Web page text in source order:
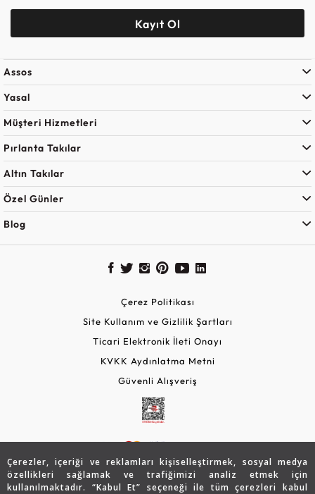
Çerezler, içeriği ve reklamları kişiselleştirmek, sosyal medya
özellikleri sağlamak ve trafiğimizi analiz etmek için
kullanılmaktadır. “Kabul Et” seçeneği ile tüm çerezleri kabul
Kayıt Ol
Assos
Yasal
Müşteri Hizmetleri
Pırlanta Takılar
Altın Takılar
Özel Günler
Blog
Çerez Politikası
Site Kullanım ve Gizlilik Şartları
Ticari Elektronik İleti Onayı
KVKK Aydınlatma Metni
Güvenli Alışveriş